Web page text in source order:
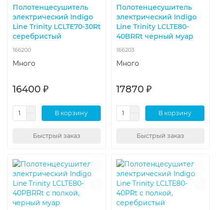
Полотенцесушитель
электрический Indigo
Line Trinity LСLTE70-30Rt
серебристый
166200
Много
16400 ₽
В корзину
Быстрый заказ
Полотенцесушитель
электрический Indigo
Line Trinity LСLTE80-
40BRRt черный муар
166203
Много
17870 ₽
В корзину
Быстрый заказ